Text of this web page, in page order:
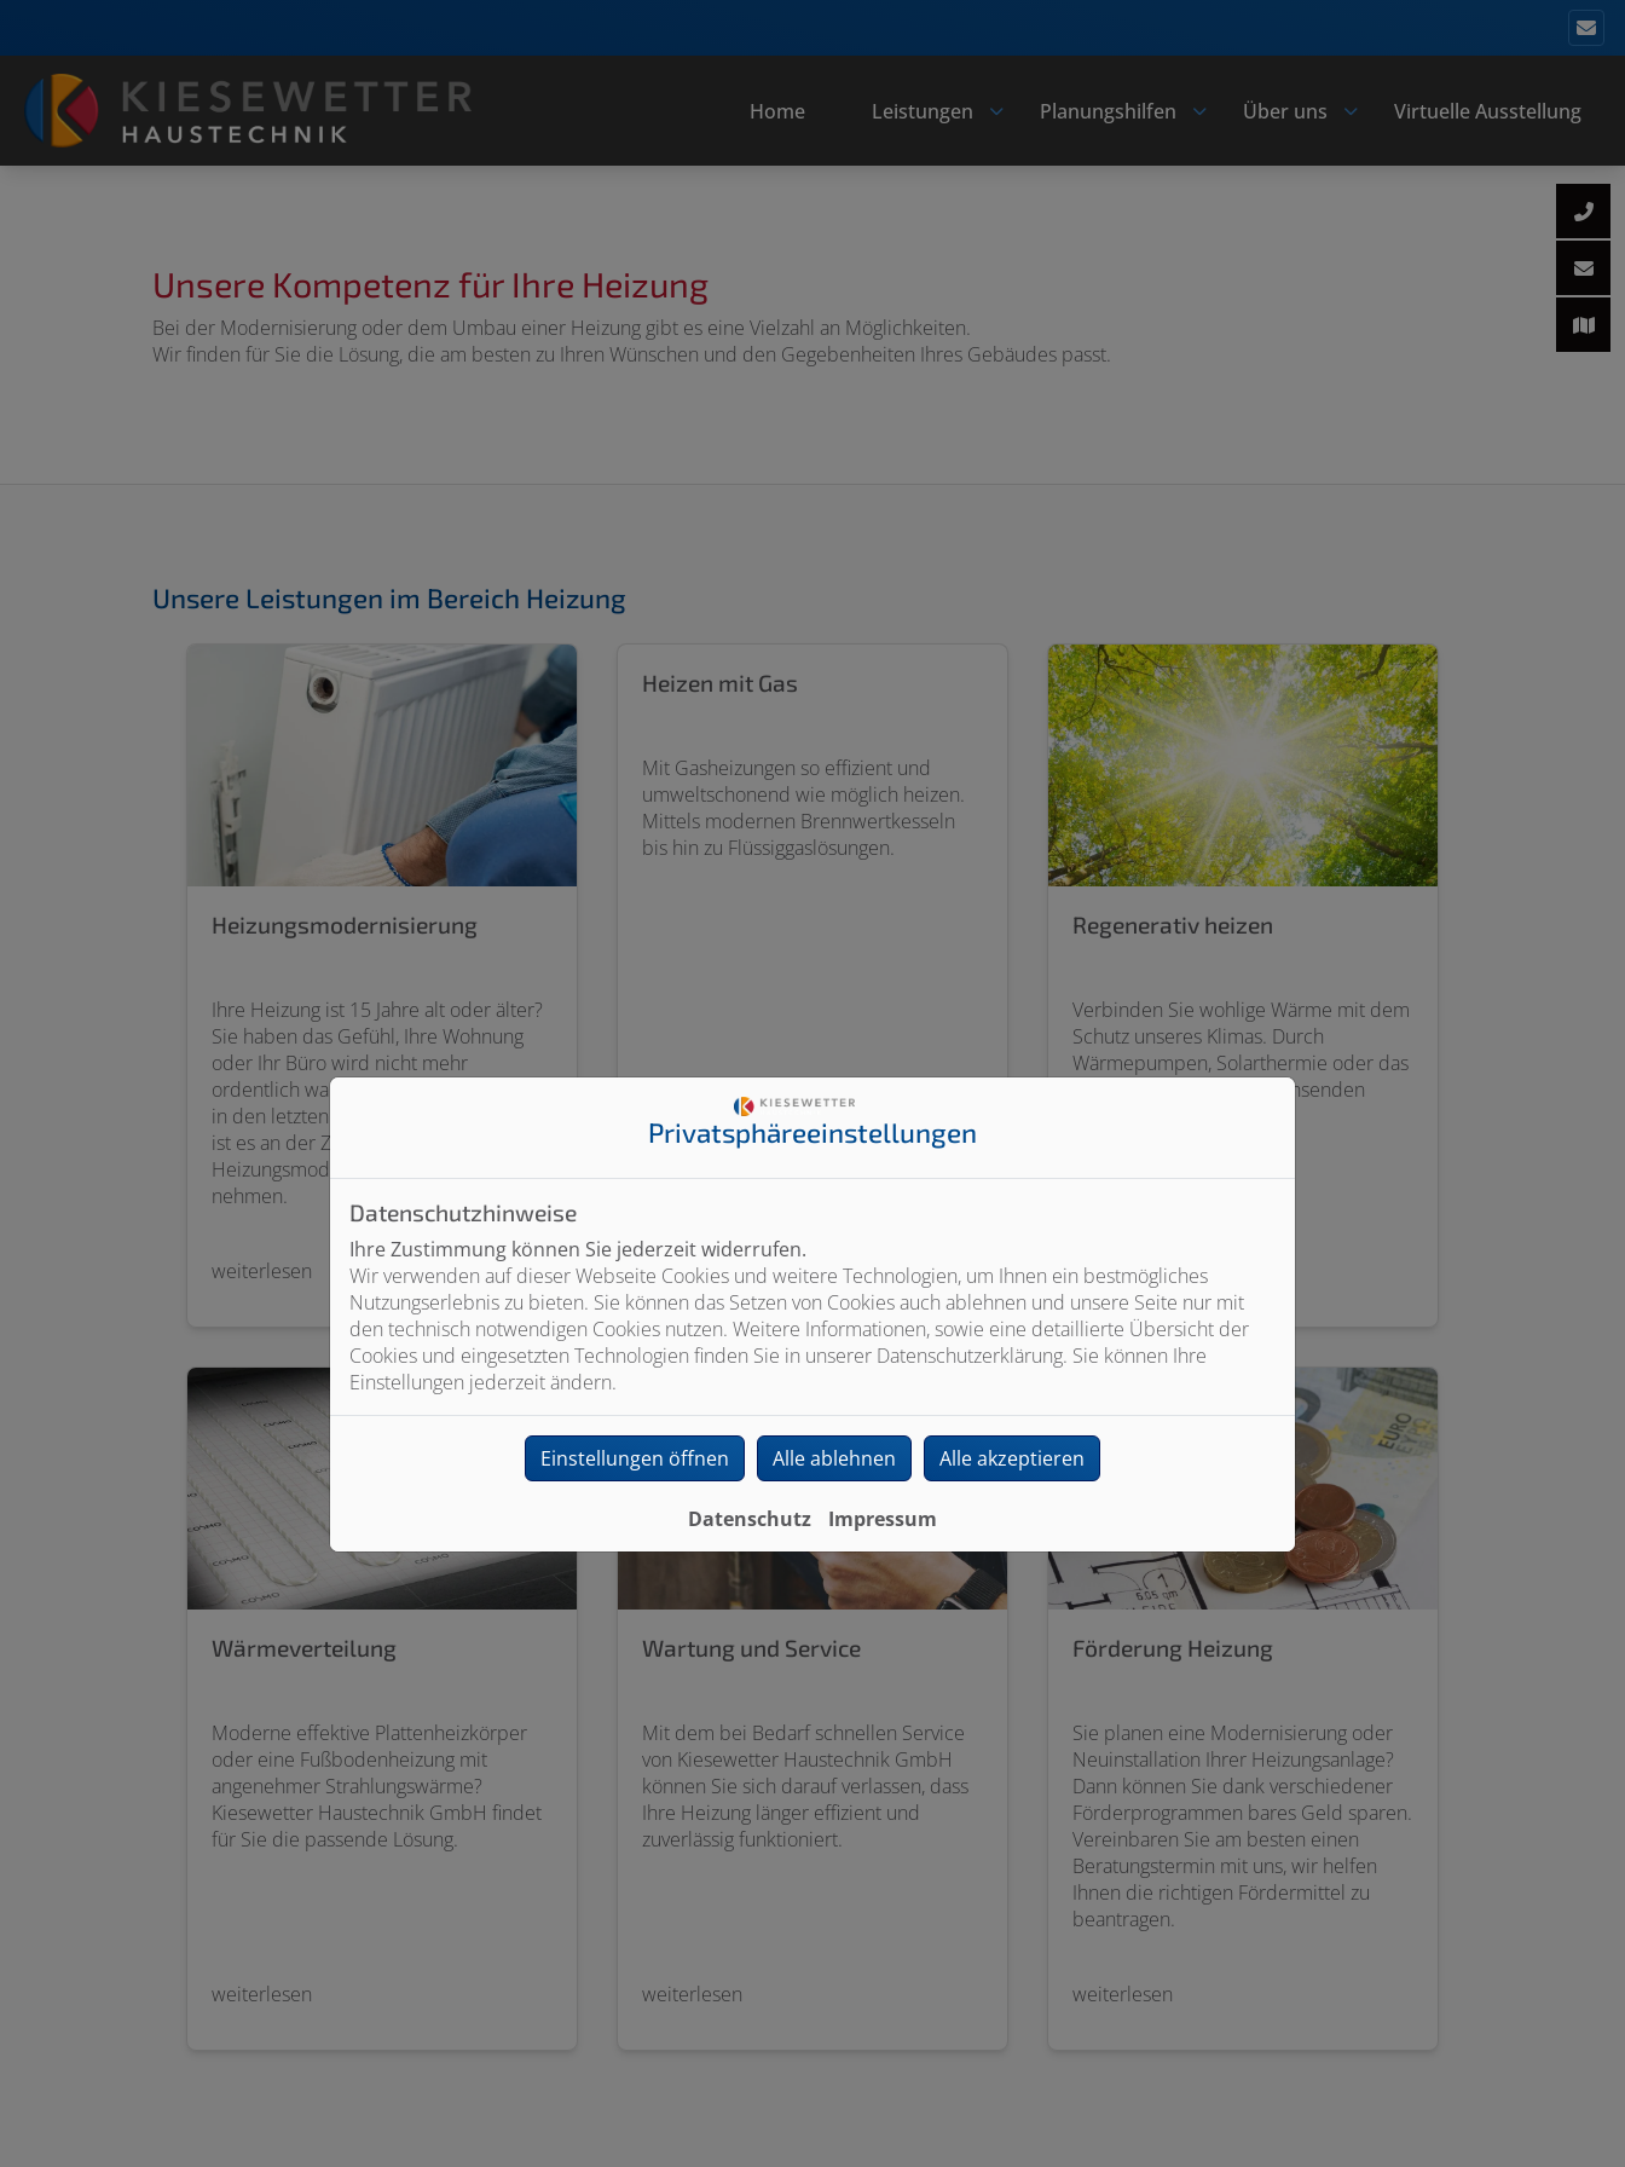
Home Leistungen Planungshilfen Über uns Virtuelle Ausstellung
Unsere Kompetenz für Ihre Heizung
Bei der Modernisierung oder dem Umbau einer Heizung gibt es eine Vielzahl an Möglichkeiten.
Wir finden für Sie die Lösung, die am besten zu Ihren Wünschen und den Gegebenheiten Ihres Gebäudes passt.
Unsere Leistungen im Bereich Heizung
Heizungsmodernisierung
Ihre Heizung ist 15 Jahre alt oder älter?
Sie haben das Gefühl, Ihre Wohnung
oder Ihr Büro wird nicht mehr
ordentlich warm? Ihre Heizkosten sind
in den letzten Jahren gestiegen? Dann
ist es an der Zeit, eine
Heizungsmodernisierung in Angriff zu
nehmen.
weiterlesen
Heizen mit Gas
Mit Gasheizungen so effizient und
umweltschonend wie möglich heizen.
Mittels modernen Brennwertkesseln
bis hin zu Flüssiggaslösungen.
weiterlesen
Regenerativ heizen
Verbinden Sie wohlige Wärme mit dem
Schutz unseres Klimas. Durch
Wärmepumpen, Solarthermie oder das
Heizen mit dem nachwachsenden
weiterlesen
Wärmeverteilung
Moderne effektive Plattenheizkörper
oder eine Fußbodenheizung mit
angenehmer Strahlungswärme?
Kiesewetter Haustechnik GmbH findet
für Sie die passende Lösung.
weiterlesen
Wartung und Service
Mit dem bei Bedarf schnellen Service
von Kiesewetter Haustechnik GmbH
können Sie sich darauf verlassen, dass
Ihre Heizung länger effizient und
zuverlässig funktioniert.
weiterlesen
Förderung Heizung
Sie planen eine Modernisierung oder
Neuinstallation Ihrer Heizungsanlage?
Dann können Sie dank verschiedener
Förderprogrammen bares Geld sparen.
Vereinbaren Sie am besten einen
Beratungstermin mit uns, wir helfen
Ihnen die richtigen Fördermittel zu
beantragen.
weiterlesen
Privatsphäre­einstellungen
Datenschutzhinweise
Ihre Zustimmung können Sie jederzeit widerrufen.
Wir verwenden auf dieser Webseite Cookies und weitere Technologien, um Ihnen ein bestmögliches
Nutzungserlebnis zu bieten. Sie können das Setzen von Cookies auch ablehnen und unsere Seite nur mit
den technisch notwendigen Cookies nutzen. Weitere Informationen, sowie eine detaillierte Übersicht der
Cookies und eingesetzten Technologien finden Sie in unserer Datenschutzerklärung. Sie können Ihre
Einstellungen jederzeit ändern.
Einstellungen öffnen Alle ablehnen Alle akzeptieren
Datenschutz Impressum